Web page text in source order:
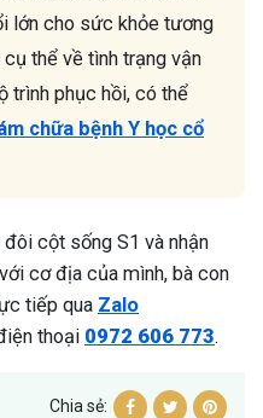
lớn cho sức khỏe tương
thể về tình trạng vận
trình phục hồi, có thể
chữa bệnh Y học cổ
cột sống S1 và nhận
cơ địa của mình, bà con
tiếp qua Zalo
thoại 0972 606 773.
Chia sẻ: